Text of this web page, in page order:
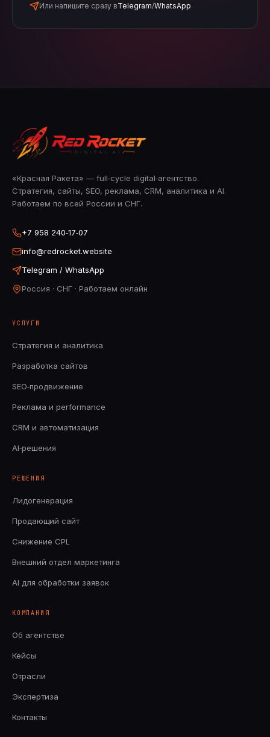
Или напишите сразу вTelegram/WhatsApp
«Красная Ракета» — full‑cycle digital‑агентство.
Стратегия, сайты, SEO, реклама, CRM, аналитика и AI.
Работаем по всей России и СНГ.
+7 958 240‑17‑07
info@redrocket.website
Telegram / WhatsApp
Россия · СНГ · Работаем онлайн
УСЛУГИ
Стратегия и аналитика
Разработка сайтов
SEO‑продвижение
Реклама и performance
CRM и автоматизация
AI‑решения
РЕШЕНИЯ
Лидогенерация
Продающий сайт
Снижение CPL
Внешний отдел маркетинга
AI для обработки заявок
КОМПАНИЯ
Об агентстве
Кейсы
Отрасли
Экспертиза
Контакты